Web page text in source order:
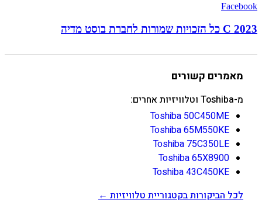
Facebook
C 2023 כל הזכויות שמורות לחברת בוסט מדיה
מאמרים קשורים
מ-Toshiba וטלוויזיות אחרים:
Toshiba 50C450ME
Toshiba 65M550KE
Toshiba 75C350LE
Toshiba 65X8900
Toshiba 43C450KE
לכל הביקורות בקטגוריית טלוויזיות ←